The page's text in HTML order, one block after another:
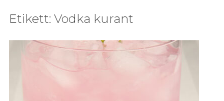
Etikett: Vodka kurant